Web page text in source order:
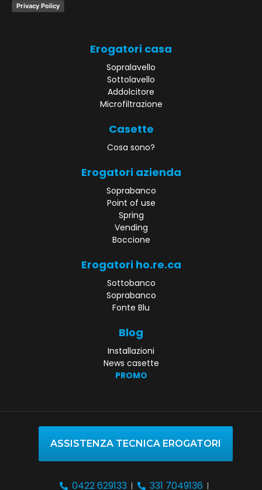
Privacy Policy
Erogatori casa
Sopralavello
Sottolavello
Addolcitore
Microfiltrazione
Casette
Cosa sono?
Erogatori azienda
Soprabanco
Point of use
Spring
Vending
Boccione
Erogatori ho.re.ca
Sottobanco
Soprabanco
Fonte Blu
Blog
Installazioni
News casette
PROMO
ASSISTENZA TECNICA EROGATORI
0422 629133 331 7049136